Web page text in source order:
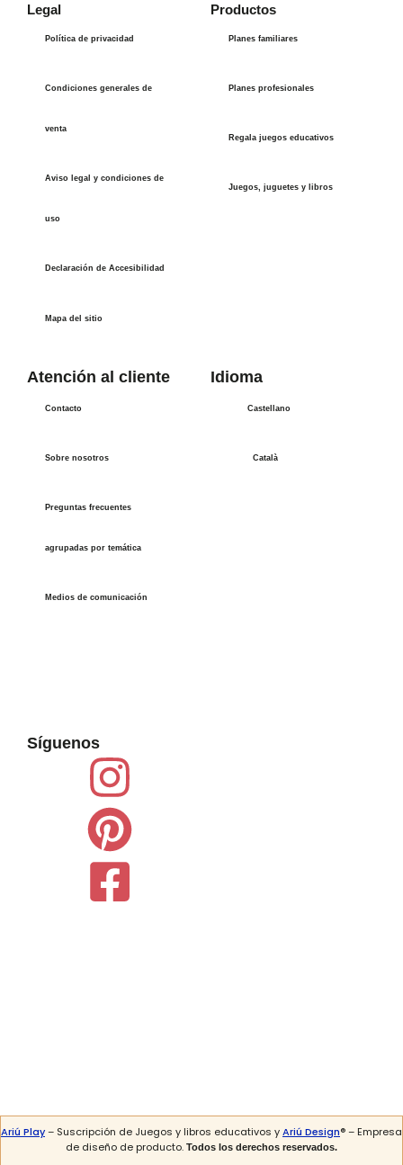
Legal
Política de privacidad
Condiciones generales de
venta
Aviso legal y condiciones de
uso
Declaración de Accesibilidad
Mapa del sitio
Productos
Planes familiares
Planes profesionales
Regala juegos educativos
Juegos, juguetes y libros
Atención al cliente
Contacto
Sobre nosotros
Preguntas frecuentes
agrupadas por temática
Medios de comunicación
Idioma
Castellano
Català
Síguenos
Ariú Play– Suscripción de Juegos y libros educativos yAriú Design® – Empresa
de diseño de producto. Todos los derechos reservados.